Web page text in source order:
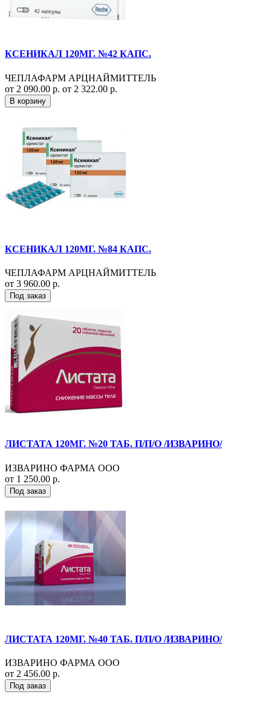
КСЕНИКАЛ 120МГ. №42 КАПС.
ЧЕПЛАФАРМ АРЦНАЙМИТТЕЛЬ
от 2 090.00 р. от 2 322.00 р.
В корзину
КСЕНИКАЛ 120МГ. №84 КАПС.
ЧЕПЛАФАРМ АРЦНАЙМИТТЕЛЬ
от 3 960.00 р.
Под заказ
ЛИСТАТА 120МГ. №20 ТАБ. П/П/О /ИЗВАРИНО/
ИЗВАРИНО ФАРМА ООО
от 1 250.00 р.
Под заказ
ЛИСТАТА 120МГ. №40 ТАБ. П/П/О /ИЗВАРИНО/
ИЗВАРИНО ФАРМА ООО
от 2 456.00 р.
Под заказ